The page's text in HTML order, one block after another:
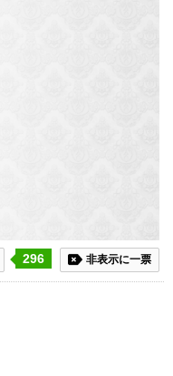
296 非表示に一票